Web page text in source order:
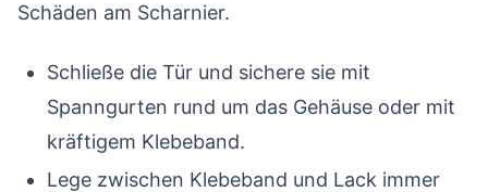
Schäden am Scharnier.
Schließe die Tür und sichere sie mit
Spanngurten rund um das Gehäuse oder mit
kräftigem Klebeband.
Lege zwischen Klebeband und Lack immer